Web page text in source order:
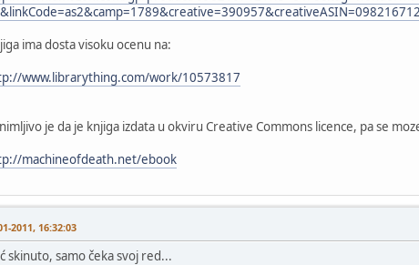
ima dosta visoku ocenu na:
www.librarything.com/work/10573817
je da je knjiga izdata u okviru Creative Commons licence, pa se
machineofdeath.net/ebook
2011, 16:32:03
skinuto, samo čeka svoj red...